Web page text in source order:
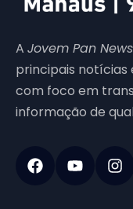
A Jovem Pan
principais notícias
com foco em
informação de